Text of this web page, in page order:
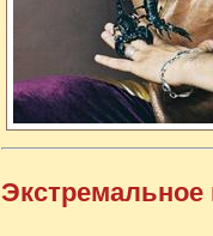
Экстремальное